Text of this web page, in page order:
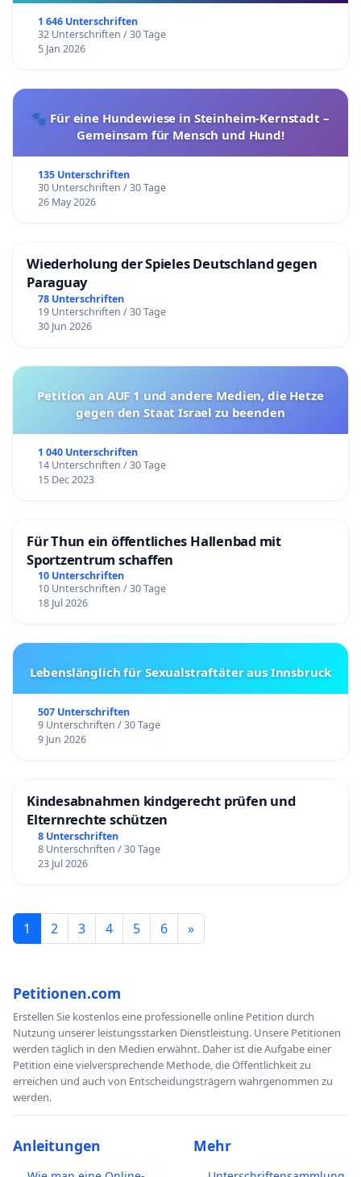
1 646 Unterschriften
32 Unterschriften / 30 Tage
5 Jan 2026
🐾 Für eine Hundewiese in Steinheim-Kernstadt –
Gemeinsam für Mensch und Hund!
135 Unterschriften
30 Unterschriften / 30 Tage
26 May 2026
Wiederholung der Spieles Deutschland gegen
Paraguay
78 Unterschriften
19 Unterschriften / 30 Tage
30 Jun 2026
Petition an AUF 1 und andere Medien, die Hetze
gegen den Staat Israel zu beenden
1 040 Unterschriften
14 Unterschriften / 30 Tage
15 Dec 2023
Für Thun ein öffentliches Hallenbad mit
Sportzentrum schaffen
10 Unterschriften
10 Unterschriften / 30 Tage
18 Jul 2026
Lebenslänglich für Sexualstraftäter aus Innsbruck
507 Unterschriften
9 Unterschriften / 30 Tage
9 Jun 2026
Kindesabnahmen kindgerecht prüfen und
Elternrechte schützen
8 Unterschriften
8 Unterschriften / 30 Tage
23 Jul 2026
1 2 3 4 5 6 »
Petitionen.com
Erstellen Sie kostenlos eine professionelle online Petition durch
Nutzung unserer leistungsstarken Dienstleistung. Unsere Petitionen
werden täglich in den Medien erwähnt. Daher ist die Aufgabe einer
Petition eine vielversprechende Methode, die Öffentlichkeit zu
erreichen und auch von Entscheidungsträgern wahrgenommen zu
werden.
Anleitungen Mehr